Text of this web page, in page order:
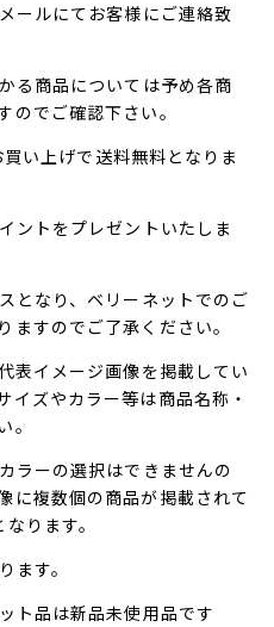
ールにてお客様にご連絡致
る商品については予め各商
のでご確認下さい。
い上げで送料無料となりま
ントをプレゼントいたしま
となり、ベリーネットでのご
すのでご了承ください。
表イメージ画像を掲載してい
イズやカラー等は商品名称・
。
ラーの選択はできませんの
に複数個の商品が掲載されて
ります。
す。
ト品は新品未使用品です